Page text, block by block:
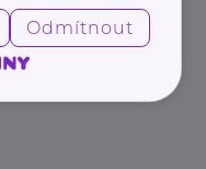
Odmítnout